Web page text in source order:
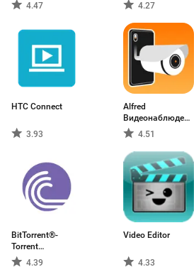
4.47
4.27
HTC Connect
3.93
Alfred
Видеонаблюдение
камера
4.51
BitTorrent®-
Torrent
Downloads
4.39
Video Editor
4.33